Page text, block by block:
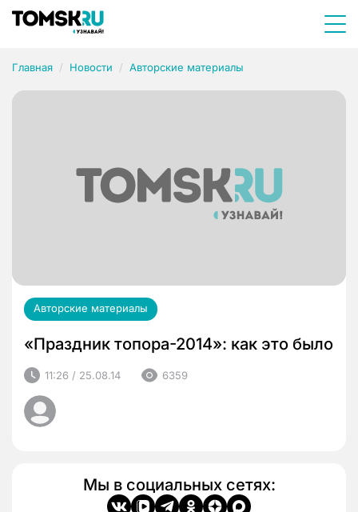
Главная Новости Авторские материалы
Авторские материалы
«Праздник топора-2014»: как это было
11:26 / 25.08.14 6359
Мы в социальных сетях: